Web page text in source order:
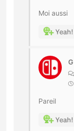
Moi aussi
Pareil